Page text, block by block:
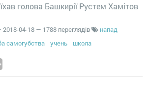
голова Башкирії Рустем Хамітов
2018-04-18 — 1788 переглядів
напад
самогубства учень школа